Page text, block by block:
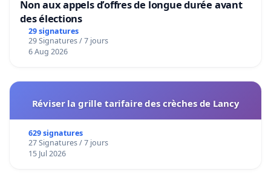
Non aux appels d’offres de longue durée avant
des élections
29 signatures
29 Signatures / 7 jours
6 Aug 2026
Réviser la grille tarifaire des crèches de Lancy
629 signatures
27 Signatures / 7 jours
15 Jul 2026